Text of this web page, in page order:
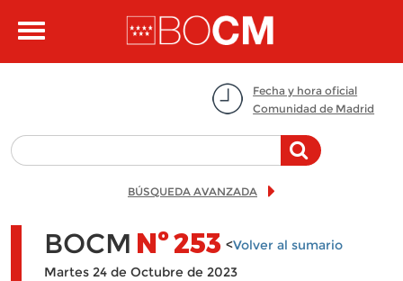
Toggle
Fecha y hora oficial
Comunidad de Madrid
BÚSQUEDA AVANZADA
BOCM Nº253 <Volver al sumario
Martes 24 de Octubre de 2023